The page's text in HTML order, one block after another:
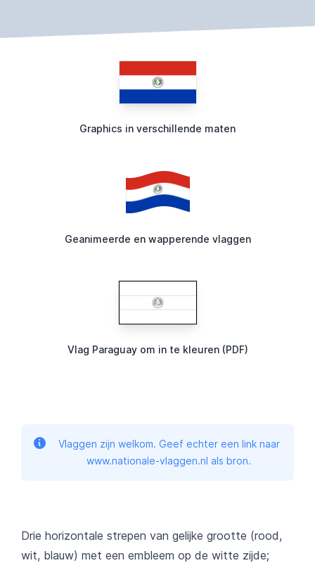
Graphics in verschillende maten
Geanimeerde en wapperende vlaggen
Vlag Paraguay om in te kleuren (PDF)
Vlaggen zijn welkom. Geef echter een link naar
www.nationale-vlaggen.nl als bron.
Drie horizontale strepen van gelijke grootte (rood,
wit, blauw) met een embleem op de witte zijde;